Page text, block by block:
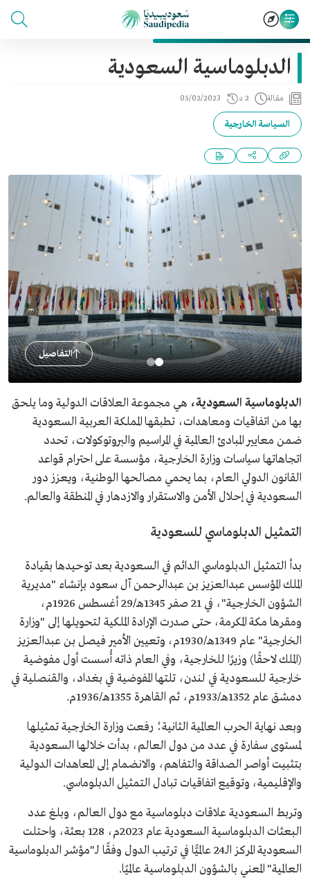
الدبلوماسية السعودية
مقالة 2 د 05/02/2023
السياسة الخارجية
التفاصيل
الدبلوماسية السعودية، هي مجموعة العلاقات الدولية وما يلحق
بها من اتفاقيات ومعاهدات، تطبقها المملكة العربية السعودية
ضمن معايير المبادئ العالمية في المراسيم والبروتوكولات، تحدد
اتجاهاتها سياسات وزارة الخارجية، مؤسسة على احترام قواعد
القانون الدولي العام، بما يحمي مصالحها الوطنية، ويعزز دور
السعودية في إحلال الأمن والاستقرار والازدهار في المنطقة والعالم.
التمثيل الدبلوماسي للسعودية
بدأ التمثيل الدبلوماسي الدائم في السعودية بعد توحيدها بقيادة
الملك المؤسس عبدالعزيز بن عبدالرحمن آل سعود بإنشاء "مديرية
الشؤون الخارجية"، في 21 صفر 1345هـ/29 أغسطس 1926م،
ومقرها مكة المكرمة، حتى صدرت الإرادة الملكية لتحويلها إلى "وزارة
الخارجية" عام 1349هـ/1930م، وتعيين الأمير فيصل بن عبدالعزيز
(الملك لاحقًا) وزيرًا للخارجية، وفي العام ذاته أُسست أول مفوضية
خارجية للسعودية في لندن، تلتها المفوضية في بغداد، والقنصلية في
دمشق عام 1352هـ/1933م، ثم القاهرة 1355هـ/1936م.
وبعد نهاية الحرب العالمية الثانية؛ رفعت وزارة الخارجية تمثيلها
لمستوى سفارة في عدد من دول العالم، بدأت خلالها السعودية
بتثبيت أواصر الصداقة والتفاهم، والانضمام إلى المعاهدات الدولية
والإقليمية، وتوقيع اتفاقيات تبادل التمثيل الدبلوماسي.
وتربط السعودية علاقات دبلوماسية مع دول العالم، وبلغ عدد
البعثات الدبلوماسية السعودية عام 2023م، 128 بعثة، واحتلت
السعودية المركز الـ24 عالميًّا في ترتيب الدول وفقًا لـ"مؤشر الدبلوماسية
العالمية" المعني بالشؤون الدبلوماسية عالميًا.